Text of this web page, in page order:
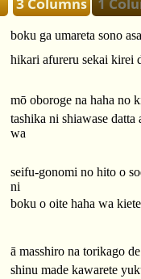
boku ga umareta sono
hikari afureru sekai kirei
mō oboroge na haha no
tashika ni shiawase datta
wa
seifu-gonomi no hito o
ni
boku o oite haha wa
ā masshiro na torikago de
shinu made kawarete